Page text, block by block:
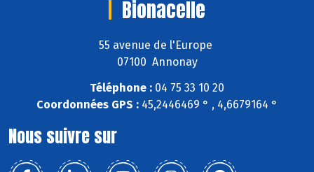
Bionacelle
55 avenue de l'Europe
07100 Annonay
Téléphone : 04 75 33 10 20
Coordonnées GPS : 45,2446469 ° , 4,6679164 °
Nous suivre sur